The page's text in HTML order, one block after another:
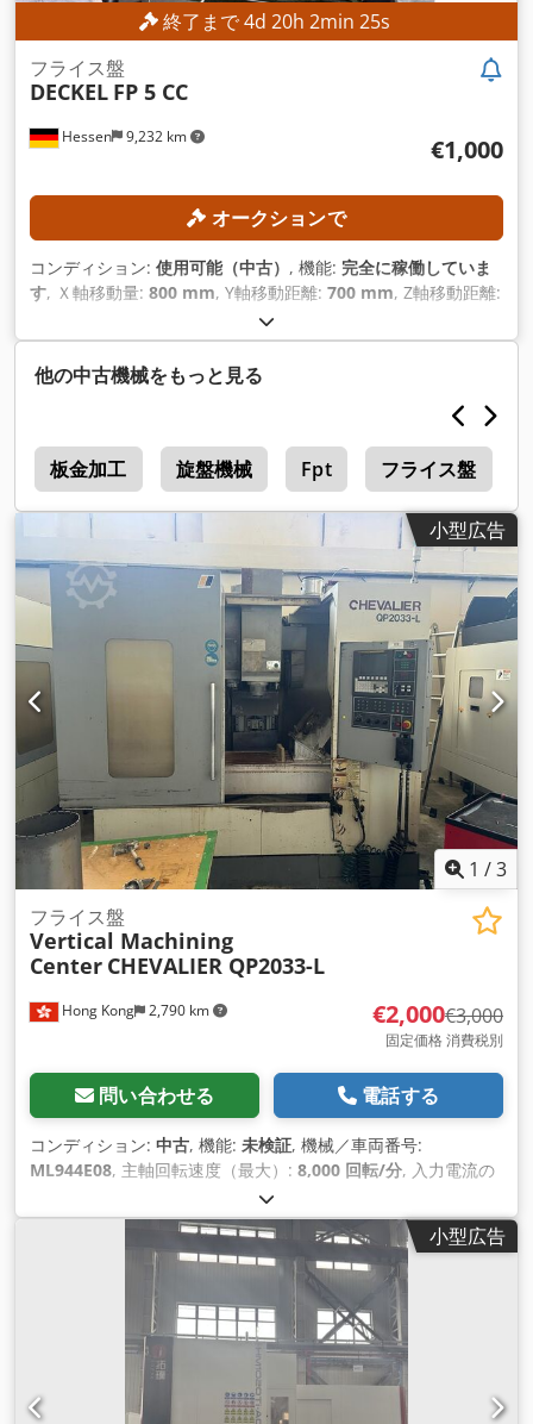
終了まで4d 20h 2min 22s
Hessen 9,232 km
フライス盤
DECKELFP 5 CC
€1,000
オークションで
コンディション: 使用可能（中古） , 機能: 完全に稼働していま
す , Ｘ軸移動量: 800 mm , Y軸移動距離: 700 mm , Z軸移動距離:
ログラム）,
他の中古機械をもっと見る
板金加工 旋盤機械 Fpt フライス盤
小型広告
1 / 3
Hong Kong 2,790 km
フライス盤
Vertical Machining
Center CHEVALIER QP2033-L
€2,000€3,000
固定価格 消費税別
問い合わせる 電話する
コンディション: 中古 , 機能: 未検証 , 機械／車両番号:
ML944E08 , 主軸回転速度（最大）: 8,000 回転/分 , 入力電流の
小型広告